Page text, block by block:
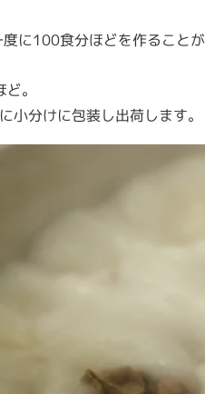
に100食分ほどを作ることが
。
小分けに包装し出荷します。